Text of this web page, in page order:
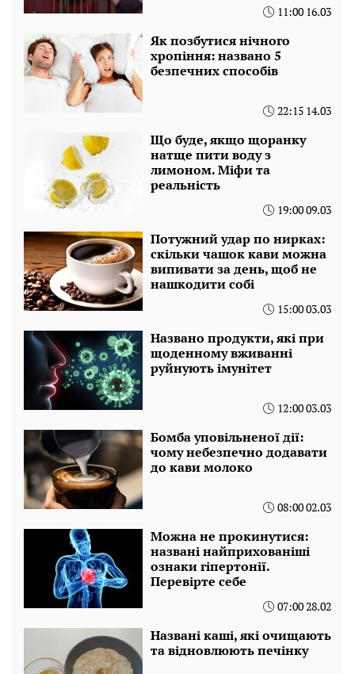
11:00 16.03
Як позбутися нічного
хропіння: названо 5
безпечних способів
22:15 14.03
Що буде, якщо щоранку
натще пити воду з
лимоном. Міфи та
реальність
19:00 09.03
Потужний удар по нирках:
скільки чашок кави можна
випивати за день, щоб не
нашкодити собі
15:00 03.03
Названо продукти, які при
щоденному вживанні
руйнують імунітет
12:00 03.03
Бомба уповільненої дії:
чому небезпечно додавати
до кави молоко
08:00 02.03
Можна не прокинутися:
названі найприхованіші
ознаки гіпертонії.
Перевірте себе
07:00 28.02
Названі каші, які очищають
та відновлюють печінку